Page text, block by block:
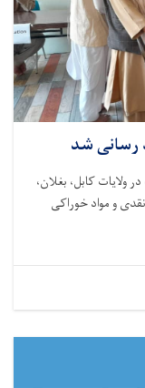
ولایات کابل، بغلان،
و مواد خوراکی